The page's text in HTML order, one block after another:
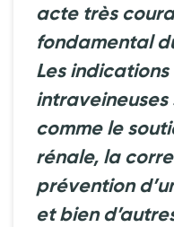
acte très
fondamental
Les
intraveineuses
comme le
rénale, la
prévention
et bien